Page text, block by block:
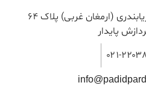
تهران, خیابان ولیعصر, کوچه دریابندری (ارمغان غربی) پلاک 64